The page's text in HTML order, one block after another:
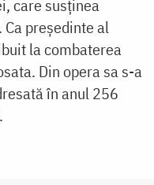
care susținea
președinte al
la combaterea
Din opera sa s-a
în anul 256